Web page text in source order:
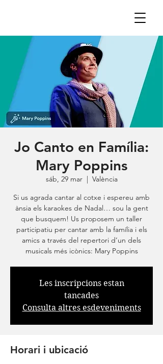
Jo Canto en Família:
Mary Poppins
sáb, 29 mar
  |
València
Si us agrada cantar al cotxe i espereu amb
ànsia els karaokes de Nadal… sou la gent
que busquem! Us proposem un taller
participatiu per cantar amb la família i els
amics a través del repertori d’un dels
musicals més icònics: Mary Poppins
Les inscripcions estan
tancades
Consulta altres esdeveniments
Horari i ubicació